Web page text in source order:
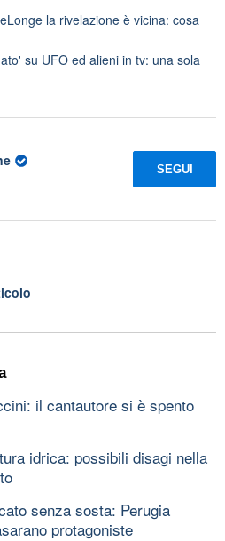
la rivelazione è vicina: cosa
su UFO ed alieni in tv: una sola
SEGUI
il cantautore si è spento
idrica: possibili disagi nella
senza sosta: Perugia
protagoniste